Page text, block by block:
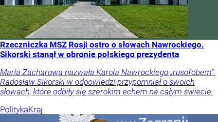
Rzeczniczka MSZ Rosji ostro o słowach Nawrockiego.
Sikorski stanął w obronie polskiego prezydenta
Maria Zacharowa nazwała Karola Nawrockiego „rusofobem”.
Radosław Sikorski w odpowiedzi przypomniał o swoich
słowach, które odbiły się szerokim echem na całym świecie.
PolitykaKraj